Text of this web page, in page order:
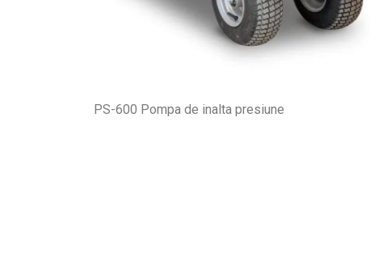
PS-600 Pompa de inalta presiune